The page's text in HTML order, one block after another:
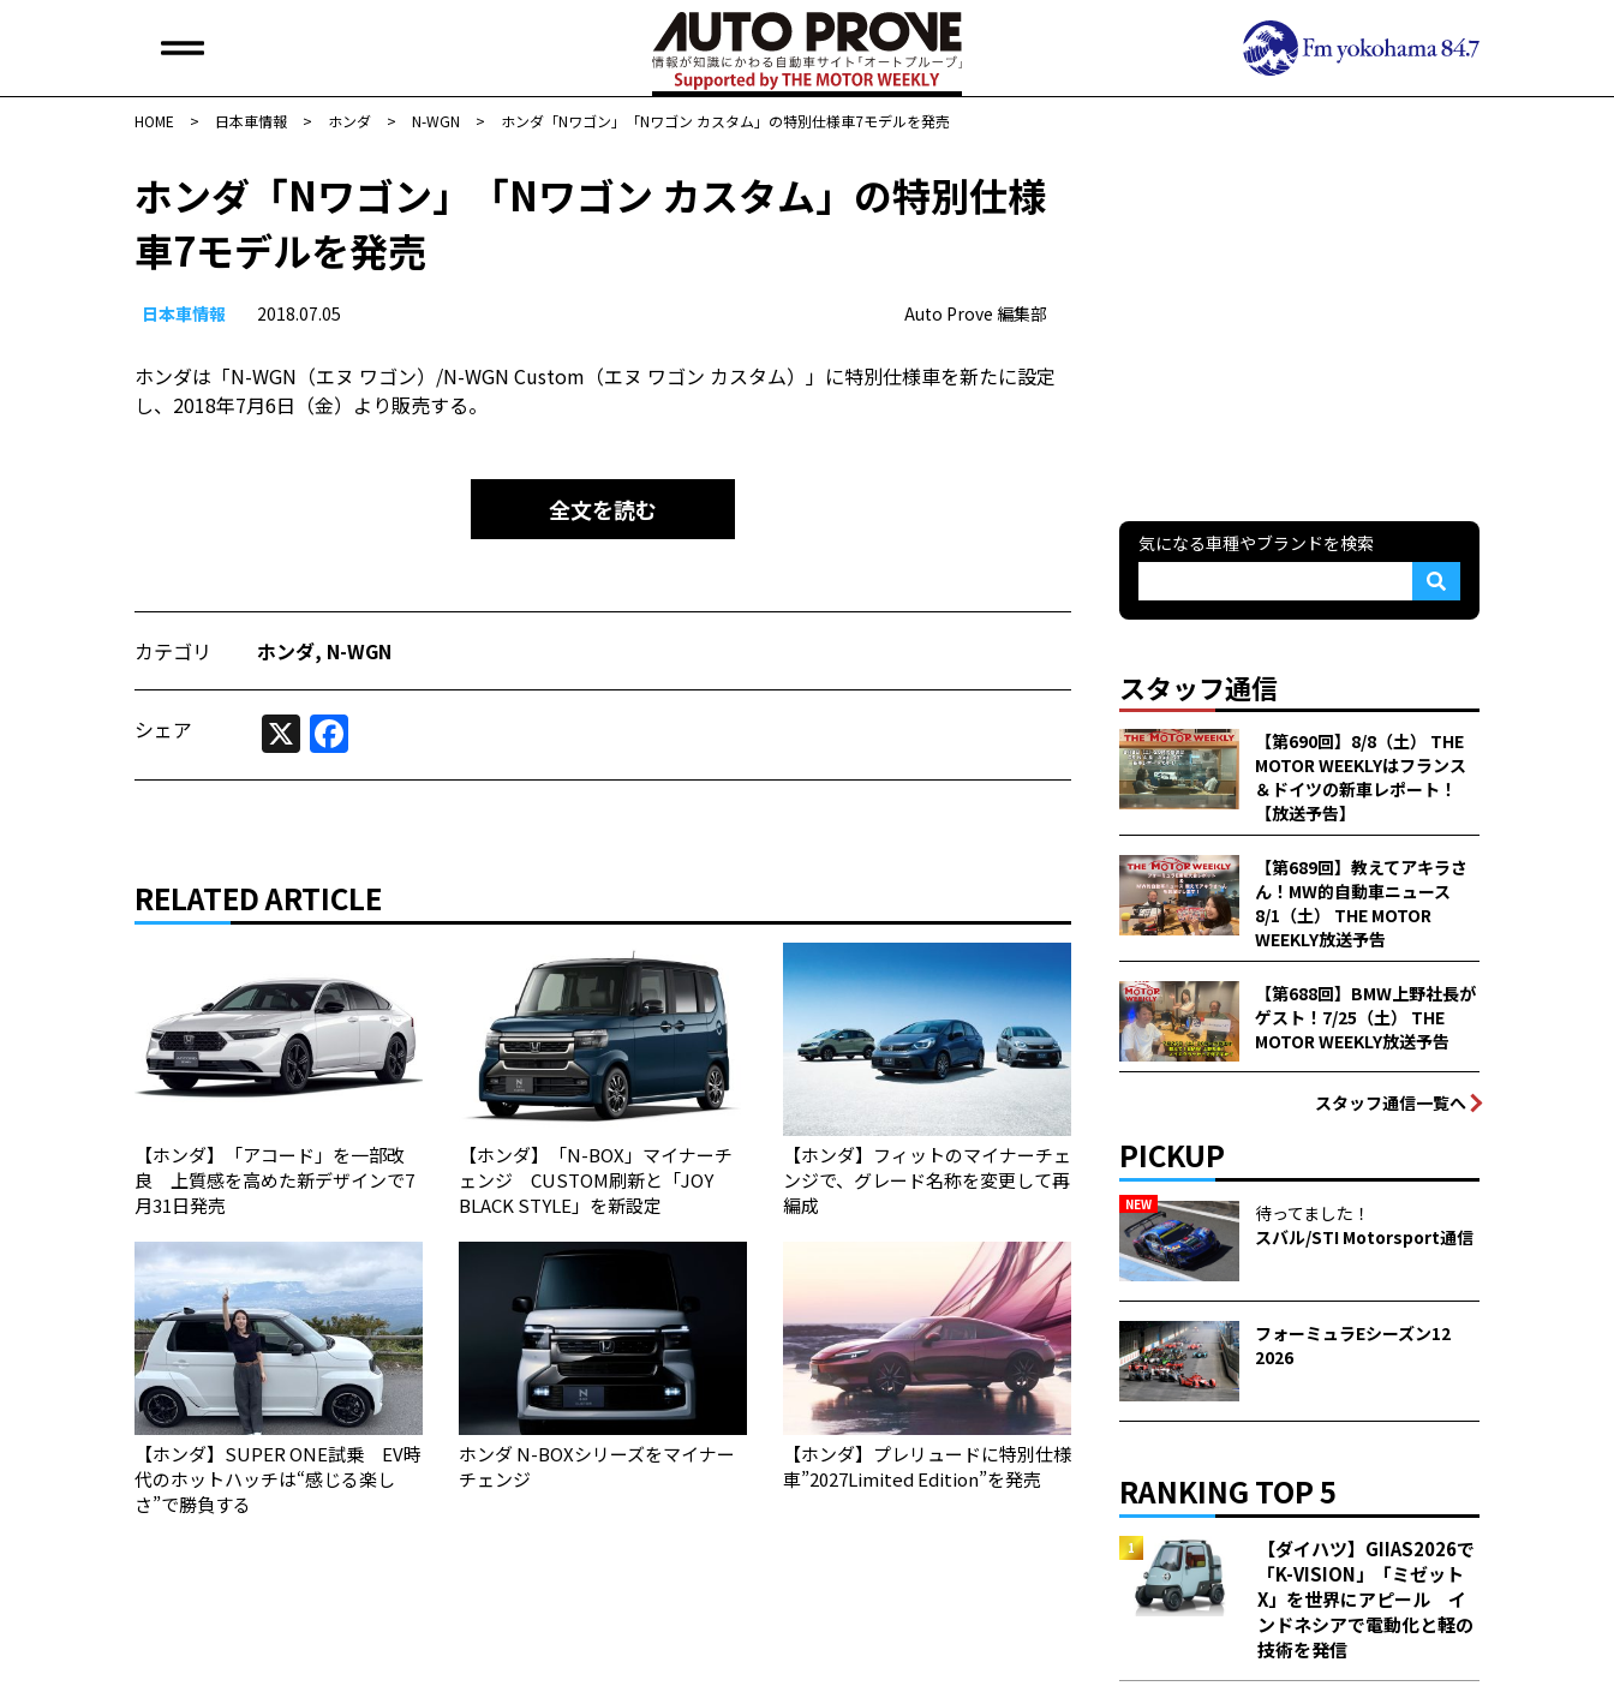
HOME > 日本車情報​ > ホンダ > N-WGN > ホンダ「Nワゴン」「Nワゴン カスタム」の特別仕様車7モデルを発売
ホンダ「Nワゴン」「Nワゴン カスタム」の特別仕様
車7モデルを発売
日本車情報​ 2018.07.05 Auto Prove 編集部
ホンダは「N-WGN（エヌ ワゴン）/N-WGN Custom（エヌ ワゴン カスタム）」に特別仕様車を新たに設定
し、2018年7月6日（金）より販売する。
全文を読む
カテゴリ ホンダ, N-WGN
シェア X
RELATED ARTICLE
【ホンダ】「アコード」を一部改
良 上質感を高めた新デザインで7
月31日発売
【ホンダ】「N-BOX」マイナーチ
ェンジ CUSTOM刷新と「JOY
BLACK STYLE」を新設定
【ホンダ】フィットのマイナーチェ
ンジで、グレード名称を変更して再
編成
【ホンダ】SUPER ONE試乗 EV時
代のホットハッチは“感じる楽し
さ”で勝負する
ホンダ N-BOXシリーズをマイナー
チェンジ
【ホンダ】プレリュードに特別仕様
車”2027Limited Edition”を発売
気になる車種やブランドを検索
スタッフ通信
【第690回】8/8（土） THE
MOTOR WEEKLYはフランス
＆ドイツの新車レポート！
【放送予告】
【第689回】教えてアキラさ
ん！MW的自動車ニュース
8/1（土） THE MOTOR
WEEKLY放送予告
【第688回】BMW上野社長が
ゲスト！7/25（土） THE
MOTOR WEEKLY放送予告
スタッフ通信一覧へ
PICKUP
NEW
待ってました！
スバル/STI Motorsport通信
フォーミュラEシーズン12
2026
RANKING TOP 5
【ダイハツ】GIIAS2026で
「K-VISION」「ミゼット
X」を世界にアピール イ
ンドネシアで電動化と軽の
技術を発信